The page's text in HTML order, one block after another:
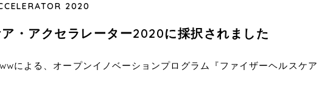
2020
・アクセラレーター2020に採択されました
による、オープンイノベーションプログラム『ファイザーヘルスケア